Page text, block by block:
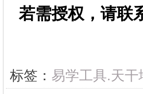
若需授权，请联
标签： 易学工具.天干